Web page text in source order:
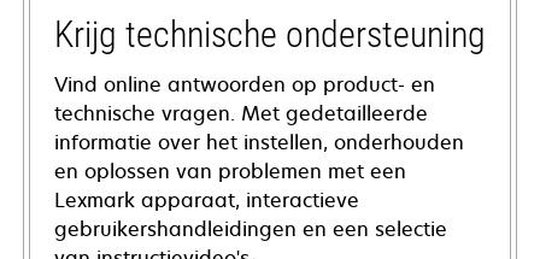
Krijg technische ondersteuning
Vind online antwoorden op product- en
technische vragen. Met gedetailleerde
informatie over het instellen, onderhouden
en oplossen van problemen met een
Lexmark apparaat, interactieve
gebruikershandleidingen en een selectie